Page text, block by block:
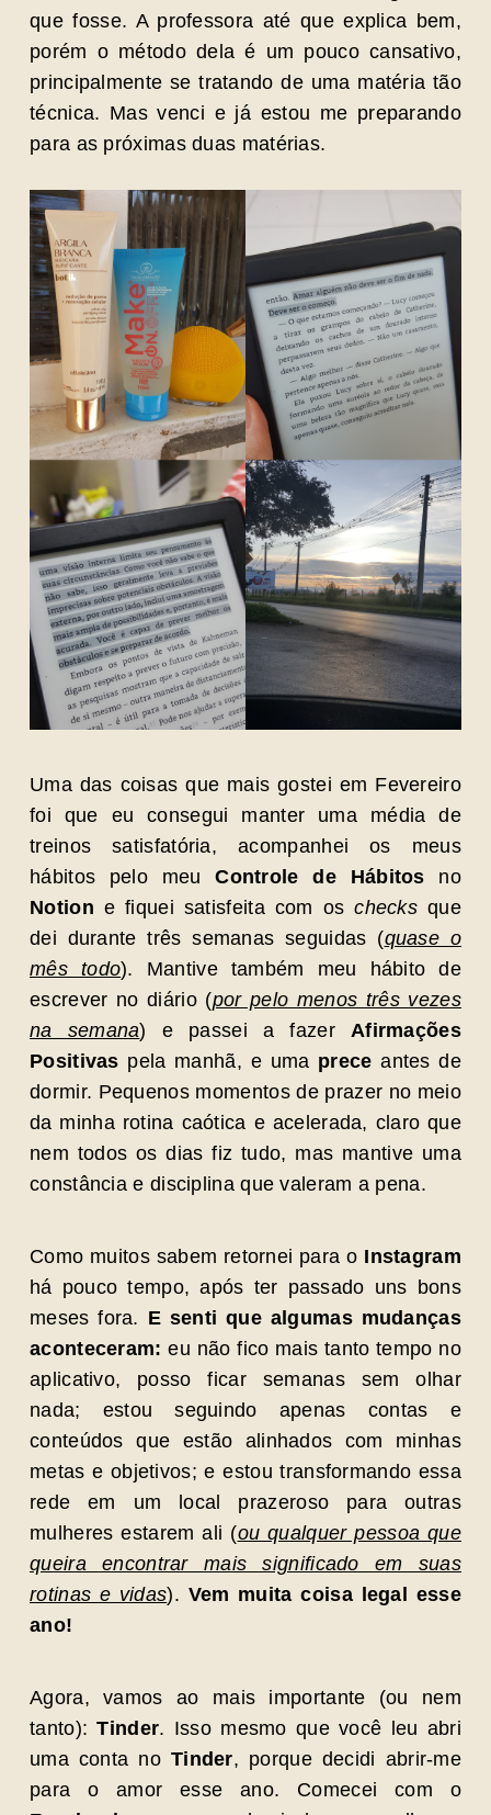
que fosse. A professora até que explica bem,
porém o método dela é um pouco cansativo,
principalmente se tratando de uma matéria tão
técnica. Mas venci e já estou me preparando
para as próximas duas matérias.
Uma das coisas que mais gostei em Fevereiro
foi que eu consegui manter uma média de
treinos satisfatória, acompanhei os meus
hábitos pelo meuControle de Hábitos no
Notion e fiquei satisfeita com oschecksque
dei durante três semanas seguidas (quase o
mês todo). Mantive também meu hábito de
escrever no diário (por pelo menos três vezes
na semana) e passei a fazer Afirmações
Positivas pela manhã, e uma preceantes de
dormir. Pequenos momentos de prazer no meio
da minha rotina caótica e acelerada, claro que
nem todos os dias fiz tudo, mas mantive uma
constância e disciplina que valeram a pena.
Como muitos sabem retornei para o Instagram
há pouco tempo, após ter passado uns bons
meses fora. E senti que algumas mudanças
aconteceram:eu não fico mais tanto tempo no
aplicativo, posso ficar semanas sem olhar
nada; estou seguindo apenas contas e
conteúdos que estão alinhados com minhas
metas e objetivos; e estou transformando essa
rede em um local prazeroso para outras
mulheres estarem ali (ou qualquer pessoa que
queira encontrar mais significado em suas
rotinas e vidas). Vem muita coisa legal esse
ano!
Agora, vamos ao mais importante (ou nem
tanto):Tinder. Isso mesmo que você leu abri
uma conta no Tinder, porque decidi abrir-me
para o amor esse ano. Comecei com o